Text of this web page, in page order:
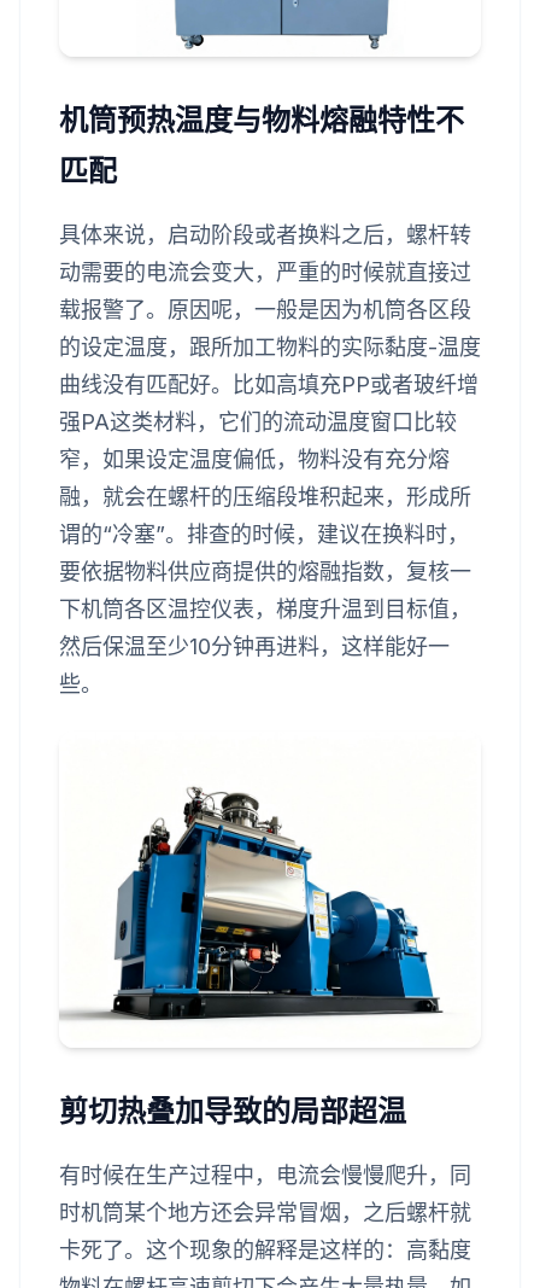
机筒预热温度与物料熔融特性不
匹配
具体来说，启动阶段或者换料之后，螺杆转
动需要的电流会变大，严重的时候就直接过
载报警了。原因呢，一般是因为机筒各区段
的设定温度，跟所加工物料的实际黏度-温度
曲线没有匹配好。比如高填充PP或者玻纤增
强PA这类材料，它们的流动温度窗口比较
窄，如果设定温度偏低，物料没有充分熔
融，就会在螺杆的压缩段堆积起来，形成所
谓的“冷塞”。排查的时候，建议在换料时，
要依据物料供应商提供的熔融指数，复核一
下机筒各区温控仪表，梯度升温到目标值，
然后保温至少10分钟再进料，这样能好一
些。
剪切热叠加导致的局部超温
有时候在生产过程中，电流会慢慢爬升，同
时机筒某个地方还会异常冒烟，之后螺杆就
卡死了。这个现象的解释是这样的：高黏度